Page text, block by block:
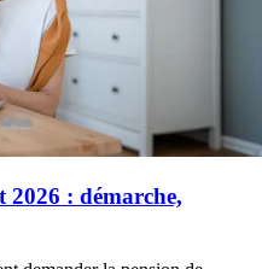
2026 : démarche,